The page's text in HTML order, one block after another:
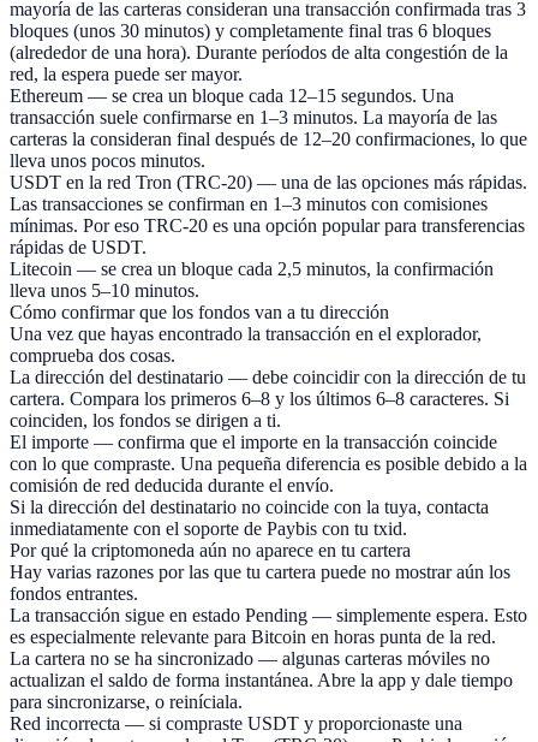
mayoría de las carteras consideran una transacción confirmada tras 3
bloques (unos 30 minutos) y completamente final tras 6 bloques
(alrededor de una hora). Durante períodos de alta congestión de la
red, la espera puede ser mayor.
Ethereum — se crea un bloque cada 12–15 segundos. Una
transacción suele confirmarse en 1–3 minutos. La mayoría de las
carteras la consideran final después de 12–20 confirmaciones, lo que
lleva unos pocos minutos.
USDT en la red Tron (TRC-20) — una de las opciones más rápidas.
Las transacciones se confirman en 1–3 minutos con comisiones
mínimas. Por eso TRC-20 es una opción popular para transferencias
rápidas de USDT.
Litecoin — se crea un bloque cada 2,5 minutos, la confirmación
lleva unos 5–10 minutos.
Cómo confirmar que los fondos van a tu dirección
Una vez que hayas encontrado la transacción en el explorador,
comprueba dos cosas.
La dirección del destinatario — debe coincidir con la dirección de tu
cartera. Compara los primeros 6–8 y los últimos 6–8 caracteres. Si
coinciden, los fondos se dirigen a ti.
El importe — confirma que el importe en la transacción coincide
con lo que compraste. Una pequeña diferencia es posible debido a la
comisión de red deducida durante el envío.
Si la dirección del destinatario no coincide con la tuya, contacta
inmediatamente con el soporte de Paybis con tu txid.
Por qué la criptomoneda aún no aparece en tu cartera
Hay varias razones por las que tu cartera puede no mostrar aún los
fondos entrantes.
La transacción sigue en estado Pending — simplemente espera. Esto
es especialmente relevante para Bitcoin en horas punta de la red.
La cartera no se ha sincronizado — algunas carteras móviles no
actualizan el saldo de forma instantánea. Abre la app y dale tiempo
para sincronizarse, o reiníciala.
Red incorrecta — si compraste USDT y proporcionaste una